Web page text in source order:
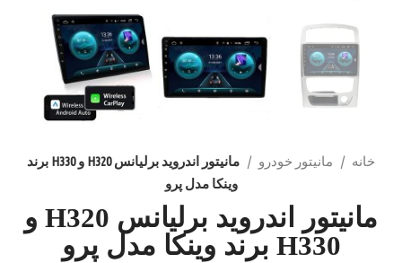
خانه مانیتور خودرو
مانیتور اندروید برلیانس H320 و H330 برند
وینکا مدل پرو
مانیتور اندروید برلیانس H320 و
H330 برند وینکا مدل پرو